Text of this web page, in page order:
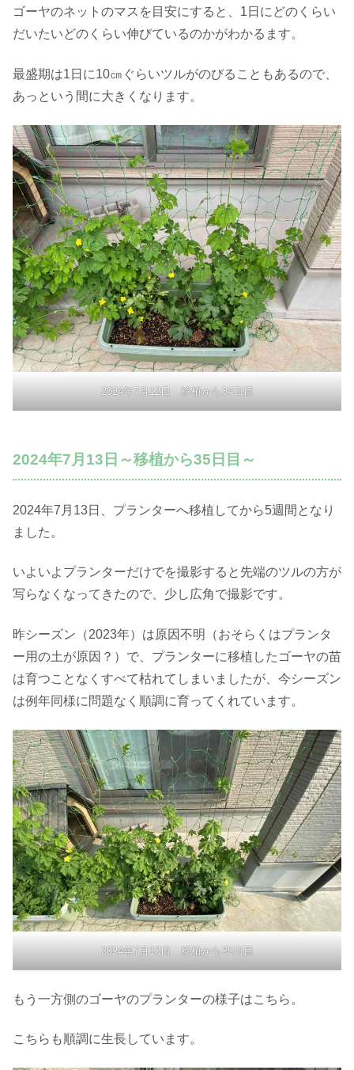
ゴーヤのネットのマスを目安にすると、1日にどのくらい
だいたいどのくらい伸びているのかがわかるます。
最盛期は1日に10㎝ぐらいツルがのびることもあるので、
あっという間に大きくなります。
2024年7月12日 移植から34日目
2024年7月13日～移植から35日目～
2024年7月13日、プランターへ移植してから5週間となり
ました。
いよいよプランターだけでを撮影すると先端のツルの方が
写らなくなってきたので、少し広角で撮影です。
昨シーズン（2023年）は原因不明（おそらくはプランタ
ー用の土が原因？）で、プランターに移植したゴーヤの苗
は育つことなくすべて枯れてしまいましたが、今シーズン
は例年同様に問題なく順調に育ってくれています。
2024年7月13日 移植から35日目
もう一方側のゴーヤのプランターの様子はこちら。
こちらも順調に生長しています。